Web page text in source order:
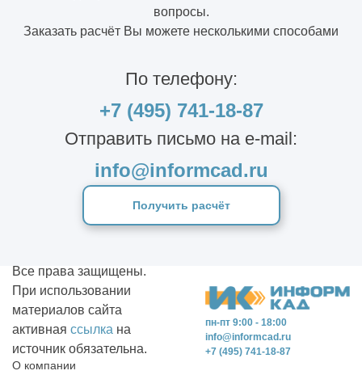
вопросы.
Заказать расчёт Вы можете несколькими способами
По телефону:
+7 (495) 741-18-87
Отправить письмо на e-mail:
info@informcad.ru
Получить расчёт
пн-пт 9:00 - 18:00
+7 (495) 741-18-87
info@informcad.ru
О компании
Все права защищены.
При использовании
материалов сайта
активная ссылка на
источник обязательна.